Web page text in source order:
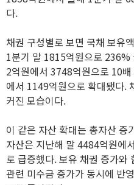
다.
채권 구성별로 보면 국채 보유
1분기 말 1815억원으로 236%
2억원에서 3748억원으로 10
에서 1149억원으로 확대됐다.
커진 모습이다.
이 같은 자산 확대는 총자산 증
자산은 지난해 말 4484억원에
로 급증했다. 보유 채권 증가와
관련 미수금 증가가 동시에 반